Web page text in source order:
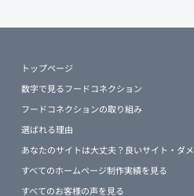
トップページ
数字で見るフードコネクション
フードコネクションの取り組み
選ばれる理由
あなたのサイトは大丈夫？良いサイト・ダ
すべてのホームページ制作実績を見る
すべてのお客様の声を見る